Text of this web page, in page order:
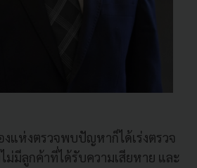
งแห่งตรวจพบปัญหาก็ได้เร่งตรวจ
มีลูกค้าที่ได้รับความเสียหาย และ